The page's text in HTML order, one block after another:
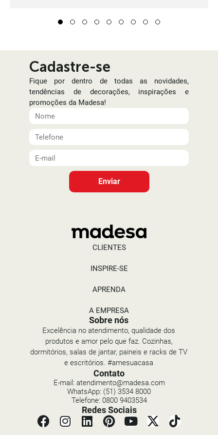
3 4 5 6 7 8 9
Cadastre-se
Fique por dentro de todas as novidades,
tendências de decorações, inspirações e
promoções da Madesa!
Enviar
CLIENTES
INSPIRE-SE
APRENDA
A EMPRESA
Sobre nós
Excelência no atendimento, qualidade dos
produtos e amor pelo que faz. Cozinhas,
dormitórios, salas de jantar, paineis e racks de TV
e escritórios. #amesuacasa
Contato
E-mail: atendimento@madesa.com
WhatsApp: (51) 3534 8000
Telefone: 0800 9403534
Redes Sociais